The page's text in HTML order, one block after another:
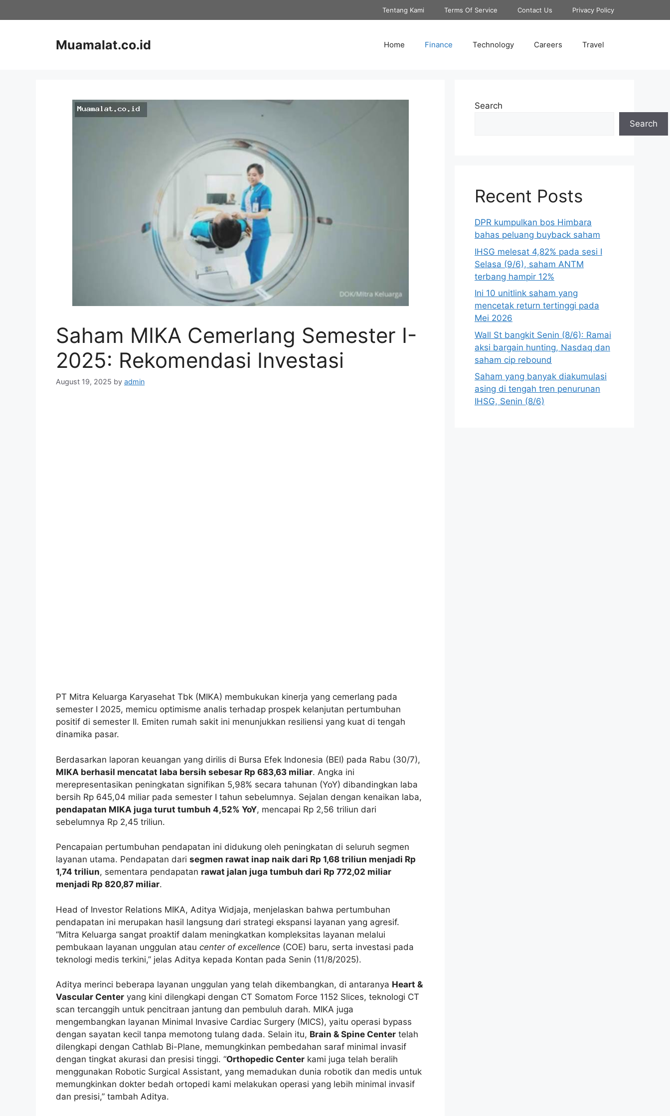
to
Tentang Kami Terms Of Service Contact Us Privacy Policy
Muamalat.co.id Home Finance Technology Careers Travel
Saham MIKA Cemerlang Semester I-
2025: Rekomendasi Investasi
August 19, 2025 by admin
PT Mitra Keluarga Karyasehat Tbk (MIKA) membukukan kinerja yang cemerlang pada
semester I 2025, memicu optimisme analis terhadap prospek kelanjutan pertumbuhan
positif di semester II. Emiten rumah sakit ini menunjukkan resiliensi yang kuat di tengah
dinamika pasar.
Berdasarkan laporan keuangan yang dirilis di Bursa Efek Indonesia (BEI) pada Rabu (30/7),
MIKA berhasil mencatat laba bersih sebesar Rp 683,63 miliar. Angka ini
merepresentasikan peningkatan signifikan 5,98% secara tahunan (YoY) dibandingkan laba
bersih Rp 645,04 miliar pada semester I tahun sebelumnya. Sejalan dengan kenaikan laba,
pendapatan MIKA juga turut tumbuh 4,52% YoY, mencapai Rp 2,56 triliun dari
sebelumnya Rp 2,45 triliun.
Pencapaian pertumbuhan pendapatan ini didukung oleh peningkatan di seluruh segmen
layanan utama. Pendapatan dari segmen rawat inap naik dari Rp 1,68 triliun menjadi Rp
1,74 triliun, sementara pendapatan rawat jalan juga tumbuh dari Rp 772,02 miliar
menjadi Rp 820,87 miliar.
Head of Investor Relations MIKA, Aditya Widjaja, menjelaskan bahwa pertumbuhan
pendapatan ini merupakan hasil langsung dari strategi ekspansi layanan yang agresif.
“Mitra Keluarga sangat proaktif dalam meningkatkan kompleksitas layanan melalui
pembukaan layanan unggulan atau center of excellence (COE) baru, serta investasi pada
teknologi medis terkini,” jelas Aditya kepada Kontan pada Senin (11/8/2025).
Aditya merinci beberapa layanan unggulan yang telah dikembangkan, di antaranya Heart &
Vascular Center yang kini dilengkapi dengan CT Somatom Force 1152 Slices, teknologi CT
scan tercanggih untuk pencitraan jantung dan pembuluh darah. MIKA juga
mengembangkan layanan Minimal Invasive Cardiac Surgery (MICS), yaitu operasi bypass
dengan sayatan kecil tanpa memotong tulang dada. Selain itu, Brain & Spine Center telah
dilengkapi dengan Cathlab Bi-Plane, memungkinkan pembedahan saraf minimal invasif
dengan tingkat akurasi dan presisi tinggi. “Orthopedic Center kami juga telah beralih
menggunakan Robotic Surgical Assistant, yang memadukan dunia robotik dan medis untuk
memungkinkan dokter bedah ortopedi kami melakukan operasi yang lebih minimal invasif
dan presisi,” tambah Aditya.
Search
Search
Recent Posts
DPR kumpulkan bos Himbara
bahas peluang buyback saham
IHSG melesat 4,82% pada sesi I
Selasa (9/6), saham ANTM
terbang hampir 12%
Ini 10 unitlink saham yang
mencetak return tertinggi pada
Mei 2026
Wall St bangkit Senin (8/6): Ramai
aksi bargain hunting, Nasdaq dan
saham cip rebound
Saham yang banyak diakumulasi
asing di tengah tren penurunan
IHSG, Senin (8/6)